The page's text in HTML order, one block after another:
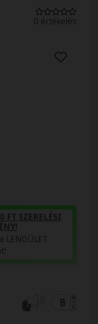
0 értékelés
FT SZERELÉSI
LENDÜLET